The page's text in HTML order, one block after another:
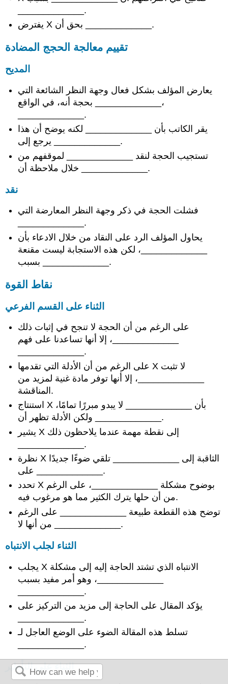
_____________.
يفترض X بحق أن _____________.
تقييم معالجة الحجج المضادة
المديح
يعارض المؤلف بشكل فعال وجهة النظر الشائعة التي
_____________ بحجة أنه، في الواقع،
_____________.
يقر الكاتب بأن _____________ لكنه يوضح أن هذا
يرجع إلى _____________.
تستجيب الحجة لنقد _____________ لموقفهم من
خلال ملاحظة أن _____________.
نقد
فشلت الحجة في ذكر وجهة النظر المعارضة التي
_____________.
يحاول المؤلف الرد على النقاد من خلال الادعاء بأن
_____________، لكن هذه الاستجابة ليست مقنعة
بسبب _____________.
نقاط القوة
الثناء على القسم الفرعي
على الرغم من أن الحجة لا تنجح في إثبات ذلك
_____________، إلا أنها تساعدنا على فهم
_____________.
على الرغم من أن الأدلة التي تقدمها X لا تثبت
_____________، إلا أنها توفر مادة غنية لمزيد من
المناقشة.
استنتاج X بأن _____________ لا يبدو مبررًا تمامًا،
ولكن الأدلة تظهر أن _____________.
يشير X إلى نقطة مهمة عندما يلاحظون ذلك
_____________.
نظرة X الثاقبة إلى _____________ تلقي ضوءًا جديدًا
على _____________.
تحدد X بوضوح مشكلة _____________، على الرغم
من أن حلها يترك الكثير مما هو مرغوب فيه.
توضح هذه القطعة طبيعة _____________ على الرغم
من أنها لا _____________.
الثناء لجلب الانتباه
يجلب X الانتباه الذي تشتد الحاجة إليه إلى مشكلة
_____________، وهو أمر مفيد بسبب
_____________.
يؤكد المقال على الحاجة إلى مزيد من التركيز على
_____________.
تسلط هذه المقالة الضوء على الوضع العاجل لـ
_____________.
الثناء على التأطير